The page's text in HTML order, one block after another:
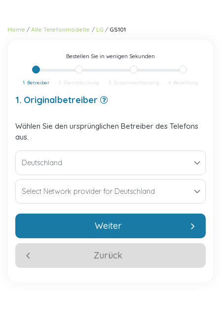
Home Alle Telefonmodelle LG GS101
Bestellen Sie in wenigen Sekunden
1. Betreiber 2. Dienstleistung 3. Zusammenfassung 4. Bezahlung
1. Originalbetreiber
Wählen Sie den ursprünglichen Betreiber des Telefons
aus.
Zurück
Weiter